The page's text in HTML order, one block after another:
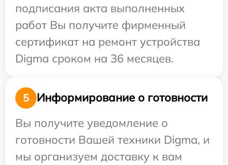
подписания акта выполненных
работ Вы получите фирменный
сертификат на ремонт устройства
Digma сроком на 36 месяцев.
5
Информирование о готовности
Вы получите уведомление о
готовности Вашей техники Digma, и
мы организуем доставку к вам